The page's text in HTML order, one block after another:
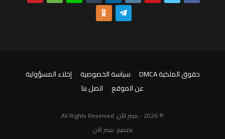
حقوق الملكية DMCA سياسة الخصوصية
إخلاء المسؤولية
عن الموقع
اتصل بنا
© 2026 - مصر الآن. All Rights Reserved
تصميم: مصر الان